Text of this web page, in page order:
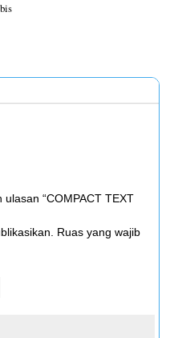
“COMPACT TEXT
Ruas yang wajib